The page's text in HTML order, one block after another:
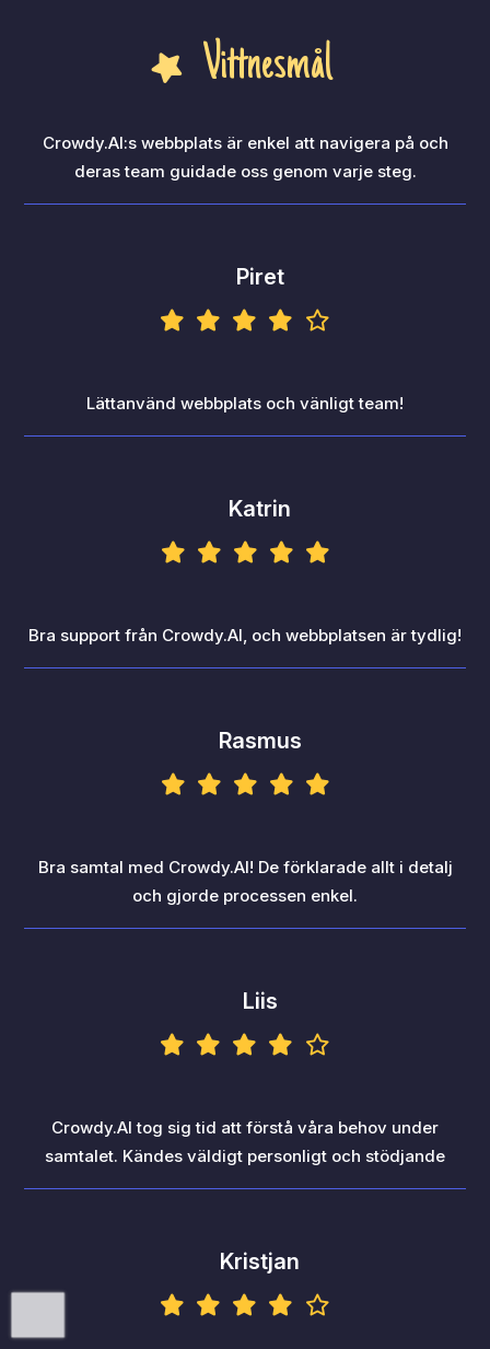
Vittnesmål
Crowdy.AI:s webbplats är enkel att navigera på och
deras team guidade oss genom varje steg.
Piret
Lättanvänd webbplats och vänligt team!
Katrin
Bra support från Crowdy.AI, och webbplatsen är tydlig!
Rasmus
Bra samtal med Crowdy.AI! De förklarade allt i detalj
och gjorde processen enkel.
Liis
Crowdy.AI tog sig tid att förstå våra behov under
samtalet. Kändes väldigt personligt och stödjande
Kristjan